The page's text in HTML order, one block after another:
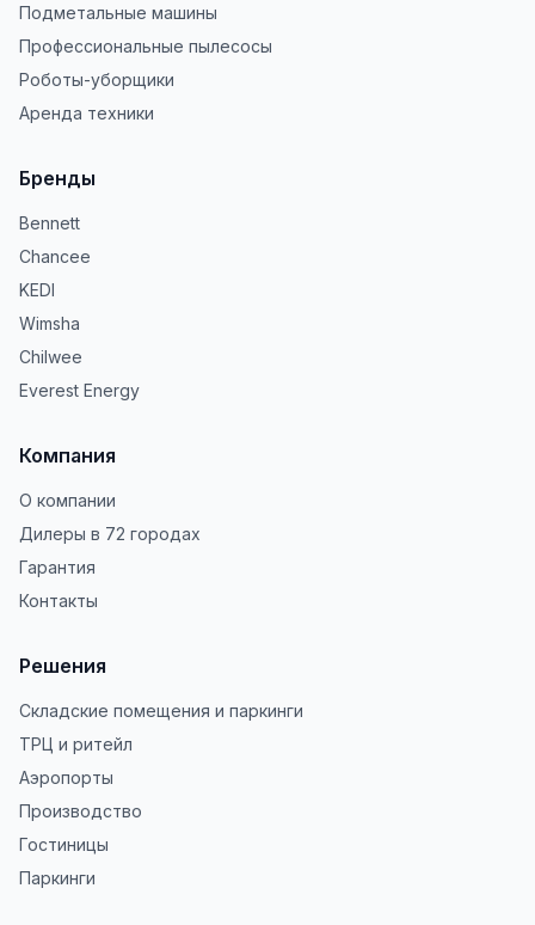
Подметальные машины
Профессиональные пылесосы
Роботы-уборщики
Аренда техники
Бренды
Bennett
Chancee
KEDI
Wimsha
Chilwee
Everest Energy
Компания
О компании
Дилеры в 72 городах
Гарантия
Контакты
Решения
Складские помещения и паркинги
ТРЦ и ритейл
Аэропорты
Производство
Гостиницы
Паркинги